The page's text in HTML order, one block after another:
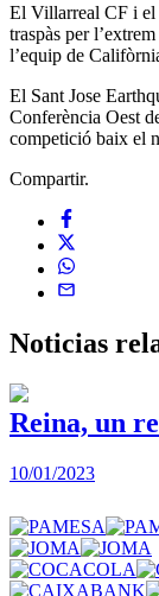
El Villarreal CF i el
traspàs per
l’equip de
El Sant Jose
Conferència Oest
competició baix el
Compartir.
Noticias
Reina, un
10/01/2023